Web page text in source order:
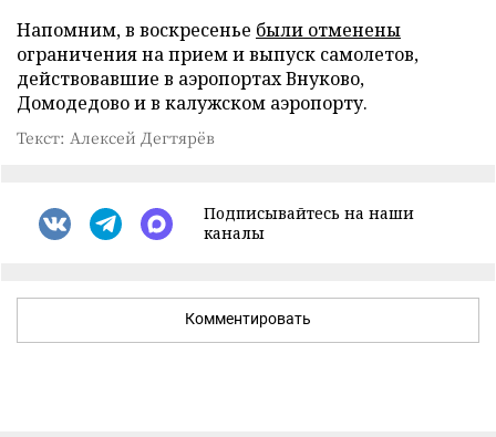
Напомним, в воскресенье были отменены
ограничения на прием и выпуск самолетов,
действовавшие в аэропортах Внуково,
Домодедово и в калужском аэропорту.
Текст: Алексей Дегтярёв
Подписывайтесь на наши
каналы
Комментировать